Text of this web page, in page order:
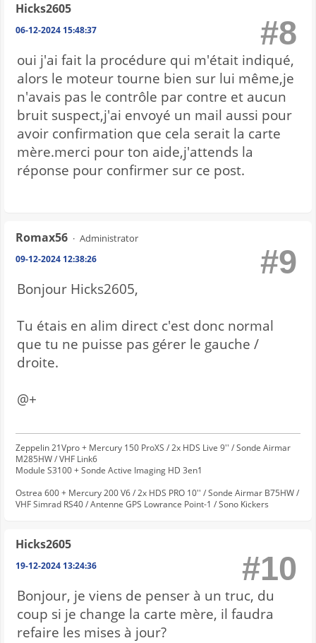
Hicks2605
06-12-2024 15:48:37 #8
oui j'ai fait la procédure qui m'était indiqué,
alors le moteur tourne bien sur lui même,je
n'avais pas le contrôle par contre et aucun
bruit suspect,j'ai envoyé un mail aussi pour
avoir confirmation que cela serait la carte
mère.merci pour ton aide,j'attends la
réponse pour confirmer sur ce post.
Romax56 Administrator
09-12-2024 12:38:26 #9
Bonjour Hicks2605,
Tu étais en alim direct c'est donc normal
que tu ne puisse pas gérer le gauche /
droite.
@+
Zeppelin 21Vpro + Mercury 150 ProXS / 2x HDS Live 9'' / Sonde Airmar
M285HW / VHF Link6
Module S3100 + Sonde Active Imaging HD 3en1
Ostrea 600 + Mercury 200 V6 / 2x HDS PRO 10'' / Sonde Airmar B75HW /
VHF Simrad RS40 / Antenne GPS Lowrance Point-1 / Sono Kickers
Hicks2605
19-12-2024 13:24:36 #10
Bonjour, je viens de penser à un truc, du
coup si je change la carte mère, il faudra
refaire les mises à jour?